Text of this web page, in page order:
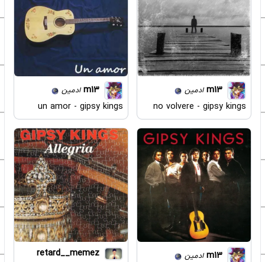
m13 ادمین
no volvere - gipsy kings
m13 ادمین
un amor - gipsy kings
m13 ادمین
retard__memez